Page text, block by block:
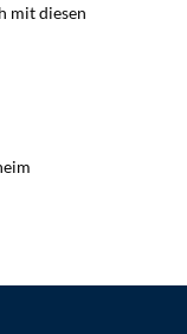
mit diesen